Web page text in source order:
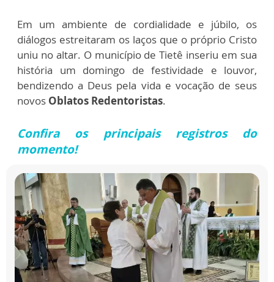
Em um ambiente de cordialidade e júbilo, os
diálogos estreitaram os laços que o próprio Cristo
uniu no altar. O município de Tietê inseriu em sua
história um domingo de festividade e louvor,
bendizendo a Deus pela vida e vocação de seus
novos Oblatos Redentoristas.
Confira os principais registros do
momento!